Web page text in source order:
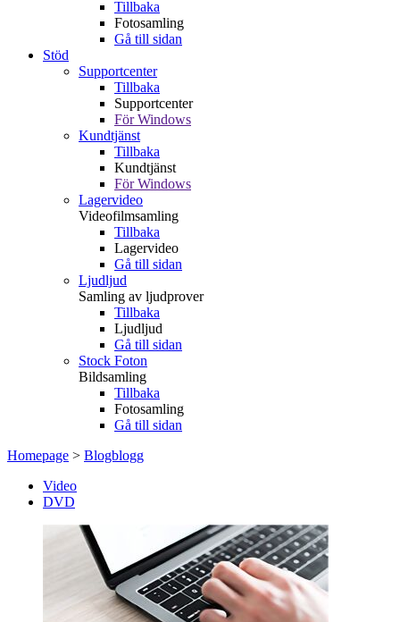
Tillbaka
Fotosamling
Gå till sidan
Stöd
Supportcenter
Tillbaka
Supportcenter
För Windows
Kundtjänst
Tillbaka
Kundtjänst
För Windows
Lagervideo
Videofilmsamling
Tillbaka
Lagervideo
Gå till sidan
Ljudljud
Samling av ljudprover
Tillbaka
Ljudljud
Gå till sidan
Stock Foton
Bildsamling
Tillbaka
Fotosamling
Gå till sidan
Homepage > Blogblogg
Video
DVD